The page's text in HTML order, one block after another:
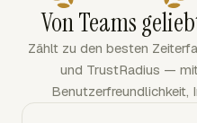
Von Teams
Zählt zu den besten
und TrustRadius —
Benutzerfreundlichkeit,